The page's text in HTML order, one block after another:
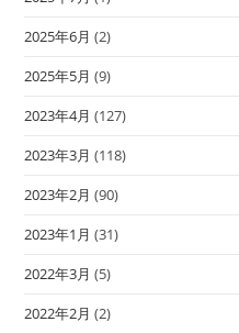
2025年6月 (2)
2025年5月 (9)
2023年4月 (127)
2023年3月 (118)
2023年2月 (90)
2023年1月 (31)
2022年3月 (5)
2022年2月 (2)